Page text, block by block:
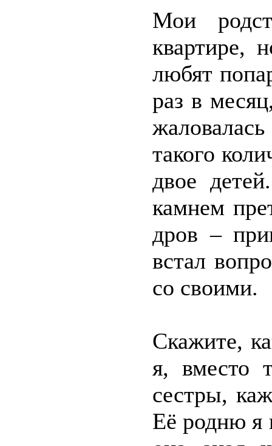
Мои
квартире,
любят
раз в
такого
двое
камнем
дров –
встал
со своими.
Скажите,
я, вместо
сестры,
Её родню я